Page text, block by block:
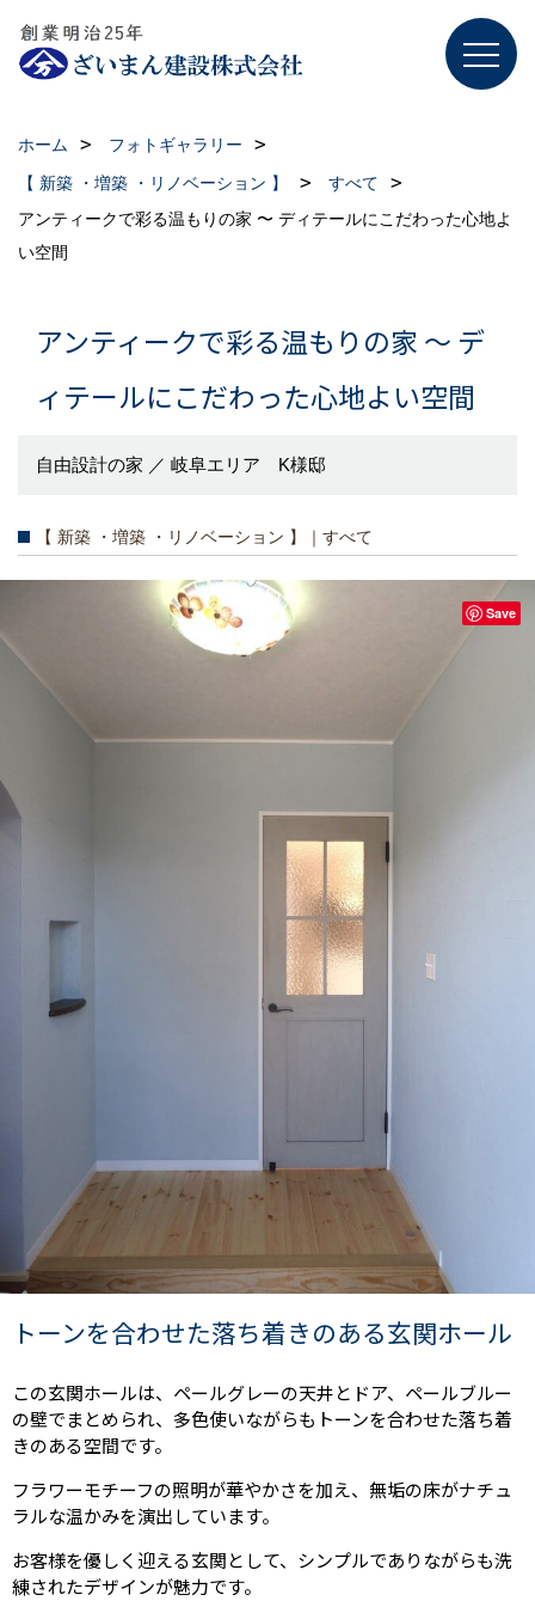
ホーム
フォトギャラリー
【 新築 ・増築 ・リノベーション 】
すべて
アンティークで彩る温もりの家 〜 ディテールにこだわった心地よ
い空間
アンティークで彩る温もりの家 〜 デ
ィテールにこだわった心地よい空間
自由設計の家 ／ 岐阜エリア K様邸
【 新築 ・増築 ・リノベーション 】｜すべて
トーンを合わせた落ち着きのある玄関ホール
この玄関ホールは、ペールグレーの天井とドア、ペールブルー
の壁でまとめられ、多色使いながらもトーンを合わせた落ち着
きのある空間です。
フラワーモチーフの照明が華やかさを加え、無垢の床がナチュ
ラルな温かみを演出しています。
お客様を優しく迎える玄関として、シンプルでありながらも洗
練されたデザインが魅力です。
Save